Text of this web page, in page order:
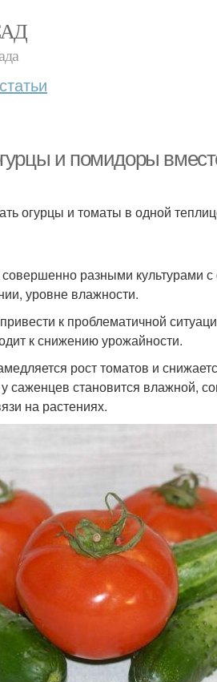
статьи
и помидоры
огурцы и томаты в одной
разными культурами
уровне влажности.
к проблематичной
к снижению урожайности.
рост томатов и
становится влажной,
на растениях.